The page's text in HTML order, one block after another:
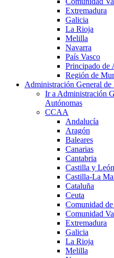
Extremadura
Galicia
La Rioja
Melilla
Navarra
País Vasco
Principado de
Región de
Administración General
Ir a Administración
Autónomas
CCAA
Andalucía
Aragón
Baleares
Canarias
Cantabria
Castilla y León
Castilla-La
Cataluña
Ceuta
Comunidad
Comunidad
Extremadura
Galicia
La Rioja
Melilla